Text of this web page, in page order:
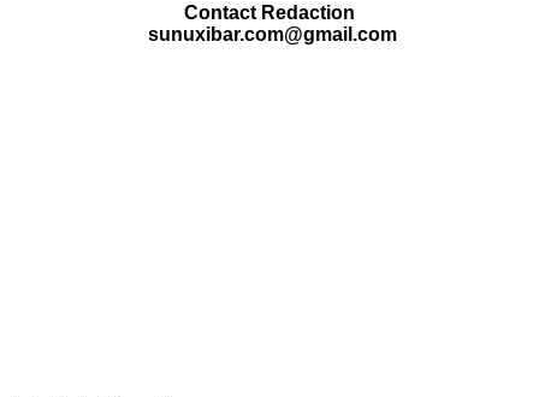
Contact Redaction
sunuxibar.com@gmail.com